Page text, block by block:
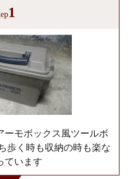
1
ーモボックス風ツールボ
歩く時も収納の時も楽な
ています